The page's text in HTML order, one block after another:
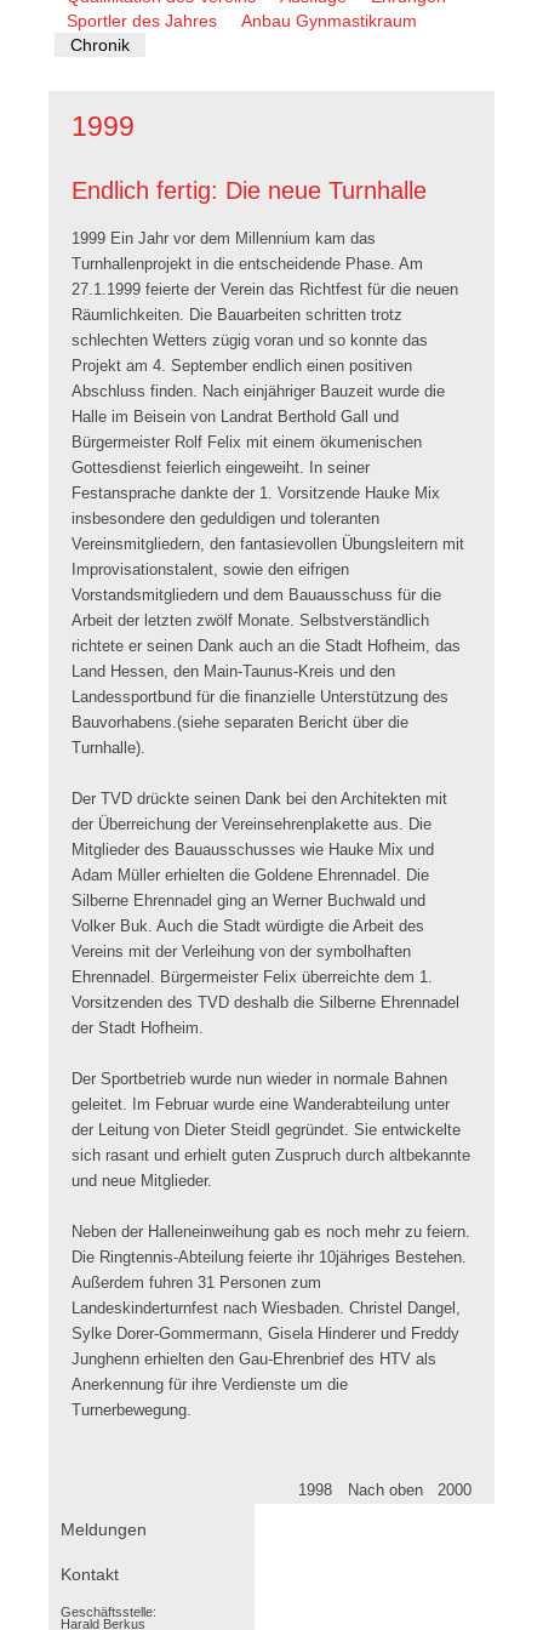
überspringen
Sportler des Jahres
Anbau Gynmastikraum
Chronik
1999
Endlich fertig: Die neue Turnhalle
1999 Ein Jahr vor dem Millennium kam das
Turnhallenprojekt in die entscheidende Phase. Am
27.1.1999 feierte der Verein das Richtfest für die neuen
Räumlichkeiten. Die Bauarbeiten schritten trotz
schlechten Wetters zügig voran und so konnte das
Projekt am 4. September endlich einen positiven
Abschluss finden. Nach einjähriger Bauzeit wurde die
Halle im Beisein von Landrat Berthold Gall und
Bürgermeister Rolf Felix mit einem ökumenischen
Gottesdienst feierlich eingeweiht. In seiner
Festansprache dankte der 1. Vorsitzende Hauke Mix
insbesondere den geduldigen und toleranten
Vereinsmitgliedern, den fantasievollen Übungsleitern mit
Improvisationstalent, sowie den eifrigen
Vorstandsmitgliedern und dem Bauausschuss für die
Arbeit der letzten zwölf Monate. Selbstverständlich
richtete er seinen Dank auch an die Stadt Hofheim, das
Land Hessen, den Main-Taunus-Kreis und den
Landessportbund für die finanzielle Unterstützung des
Bauvorhabens.(siehe separaten Bericht über die
Turnhalle).
Der TVD drückte seinen Dank bei den Architekten mit
der Überreichung der Vereinsehrenplakette aus. Die
Mitglieder des Bauausschusses wie Hauke Mix und
Adam Müller erhielten die Goldene Ehrennadel. Die
Silberne Ehrennadel ging an Werner Buchwald und
Volker Buk. Auch die Stadt würdigte die Arbeit des
Vereins mit der Verleihung von der symbolhaften
Ehrennadel. Bürgermeister Felix überreichte dem 1.
Vorsitzenden des TVD deshalb die Silberne Ehrennadel
der Stadt Hofheim.
Der Sportbetrieb wurde nun wieder in normale Bahnen
geleitet. Im Februar wurde eine Wanderabteilung unter
der Leitung von Dieter Steidl gegründet. Sie entwickelte
sich rasant und erhielt guten Zuspruch durch altbekannte
und neue Mitglieder.
Neben der Halleneinweihung gab es noch mehr zu feiern.
Die Ringtennis-Abteilung feierte ihr 10jähriges Bestehen.
Außerdem fuhren 31 Personen zum
Landeskinderturnfest nach Wiesbaden. Christel Dangel,
Sylke Dorer-Gommermann, Gisela Hinderer und Freddy
Junghenn erhielten den Gau-Ehrenbrief des HTV als
Anerkennung für ihre Verdienste um die
Turnerbewegung.
1998 Nach oben 2000
Navigation
Meldungen
Kontakt
Geschäftsstelle:
Harald Berkus